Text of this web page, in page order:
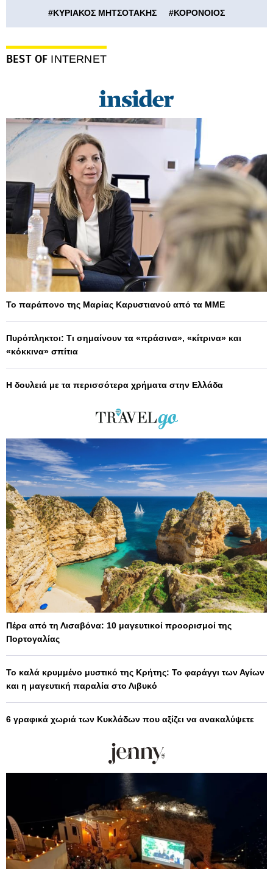
#ΚΥΡΙΑΚΟΣ ΜΗΤΣΟΤΑΚΗΣ #ΚΟΡΟΝΟΙΟΣ
BEST OF INTERNET
Το παράπονο της Μαρίας Καρυστιανού από τα ΜΜΕ
Πυρόπληκτοι: Τι σημαίνουν τα «πράσινα», «κίτρινα» και
«κόκκινα» σπίτια
Η δουλειά με τα περισσότερα χρήματα στην Ελλάδα
Πέρα από τη Λισαβόνα: 10 μαγευτικοί προορισμοί της
Πορτογαλίας
Το καλά κρυμμένο μυστικό της Κρήτης: Το φαράγγι των Αγίων
και η μαγευτική παραλία στο Λιβυκό
6 γραφικά χωριά των Κυκλάδων που αξίζει να ανακαλύψετε